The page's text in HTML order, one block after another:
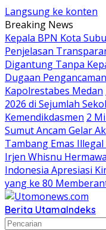
Langsung ke konten
Breaking News
Kepala BPN Kota
Penjelasan
Digantung Tanpa
Dugaan
Kapolrestabes Medan
2026 di Sejumlah
Kemendikdasmen 2
Sumut Ancam Gelar
Tambang Emas
Irjen Whisnu
Indonesia Apresiasi
yang ke 80
Berita UtamaIndeks